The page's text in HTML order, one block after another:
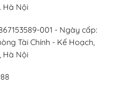
Hà Nội
001 - Ngày cấp:
Tài Chính - Kế Hoạch,
Hà Nội